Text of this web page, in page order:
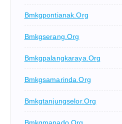
Bmkgpontianak.org
Bmkgserang.org
Bmkgpalangkaraya.org
Bmkgsamarinda.org
Bmkgtanjungselor.org